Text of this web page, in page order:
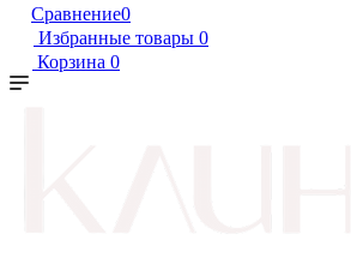
Сравнение0
Избранные товары 0
Корзина 0